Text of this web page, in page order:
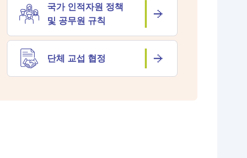
국가 인적자원 정책
및 공무원 규칙
단체 교섭 협정